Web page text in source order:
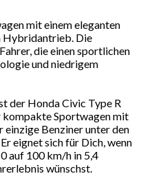
mit einem eleganten
Hybridantrieb. Die
die einen sportlichen
und niedrigem
der Honda Civic Type R
Sportwagen mit
einzige Benziner unter den
eignet sich für Dich, wenn
auf 100 km/h in 5,4
wünschst.